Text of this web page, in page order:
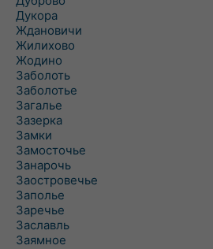
Дукора
Ждановичи
Жилихово
Жодино
Заболоть
Заболотье
Загалье
Зазерка
Замки
Замосточье
Занарочь
Заостровечье
Заполье
Заречье
Заславль
Заямное